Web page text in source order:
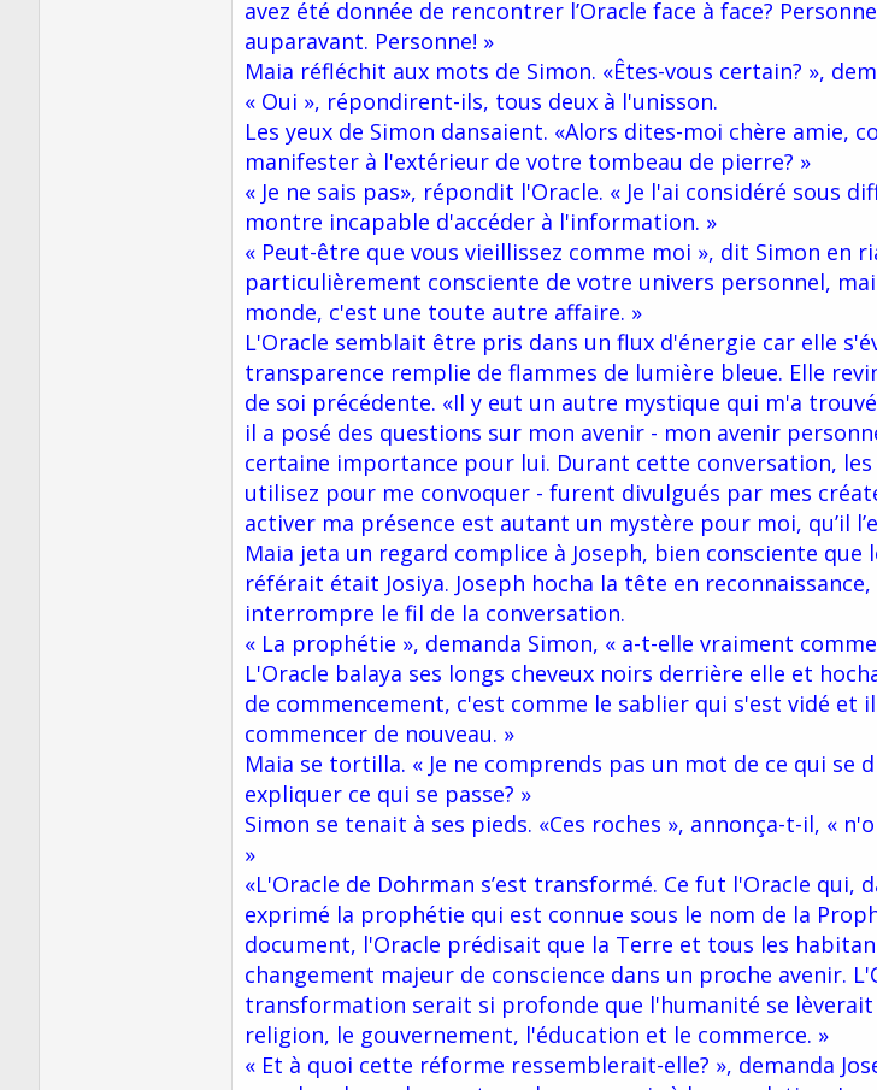
avez été donnée de rencontrer l’Oracle face à face?
auparavant. Personne! »
Maia réfléchit aux mots de Simon. «Êtes-vous certain? »,
« Oui », répondirent-ils, tous deux à l'unisson.
Les yeux de Simon dansaient. «Alors dites-moi chère amie,
manifester à l'extérieur de votre tombeau de pierre? »
« Je ne sais pas», répondit l'Oracle. « Je l'ai considéré sous
montre incapable d'accéder à l'information. »
« Peut-être que vous vieillissez comme moi », dit Simon en
particulièrement consciente de votre univers personnel,
monde, c'est une toute autre affaire. »
L'Oracle semblait être pris dans un flux d'énergie car elle
transparence remplie de flammes de lumière bleue. Elle
de soi précédente. «Il y eut un autre mystique qui m'a
il a posé des questions sur mon avenir - mon avenir
certaine importance pour lui. Durant cette conversation, les
utilisez pour me convoquer - furent divulgués par mes
activer ma présence est autant un mystère pour moi, qu’il
Maia jeta un regard complice à Joseph, bien consciente que
référait était Josiya. Joseph hocha la tête en
interrompre le fil de la conversation.
« La prophétie », demanda Simon, « a-t-elle vraiment
L'Oracle balaya ses longs cheveux noirs derrière elle et
de commencement, c'est comme le sablier qui s'est vidé et
commencer de nouveau. »
Maia se tortilla. « Je ne comprends pas un mot de ce qui se
expliquer ce qui se passe? »
Simon se tenait à ses pieds. «Ces roches », annonça-t-il, «
»
«L'Oracle de Dohrman s’est transformé. Ce fut l'Oracle qui,
exprimé la prophétie qui est connue sous le nom de la
document, l'Oracle prédisait que la Terre et tous les
changement majeur de conscience dans un proche avenir.
transformation serait si profonde que l'humanité se
religion, le gouvernement, l'éducation et le commerce. »
« Et à quoi cette réforme ressemblerait-elle? », demanda